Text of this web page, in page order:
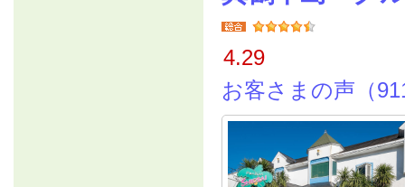
4.29
お客さまの声（